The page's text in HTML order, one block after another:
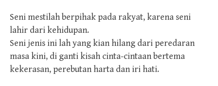
Seni mestilah berpihak pada rakyat, karena seni
lahir dari kehidupan.
Seni jenis ini lah yang kian hilang dari peredaran
masa kini, di ganti kisah cinta-cintaan bertema
kekerasan, perebutan harta dan iri hati.